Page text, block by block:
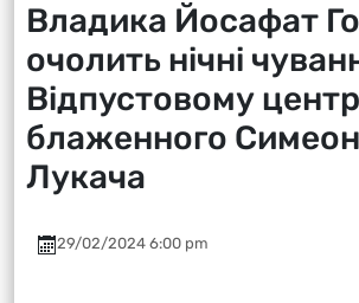
Владика Йосафат
очолить нічні
Відпустовому
блаженного
Лукача
29/02/2024 6:00 pm